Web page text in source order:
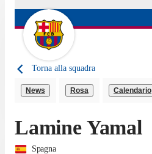
Torna alla squadra
News Rosa Calendario
Lamine Yamal
Spagna